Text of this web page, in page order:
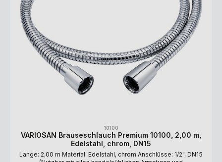
10100
VARIOSAN Brauseschlauch Premium 10100, 2,00 m,
Edelstahl, chrom, DN15
Länge: 2,00 m Material: Edelstahl, chrom Anschlüsse: 1/2", DN15